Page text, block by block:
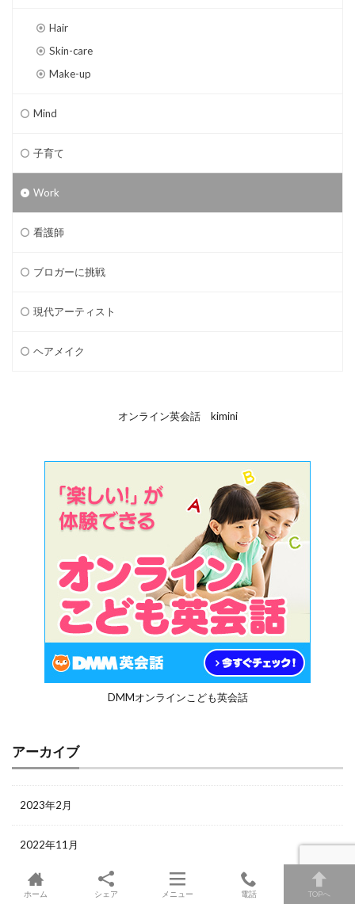
Hair
Skin-care
Make-up
Mind
子育て
Work
看護師
ブロガーに挑戦
現代アーティスト
ヘアメイク
オンライン英会話 kimini
DMMオンラインこども英会話
アーカイブ
2023年2月
2022年11月
2022年3月
ホーム シェア メニュー 電話 TOPへ